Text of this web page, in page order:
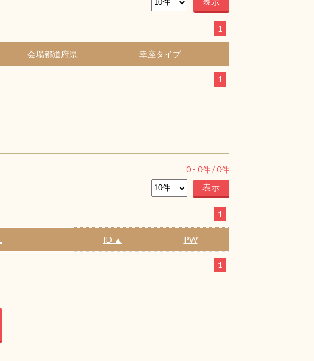
1
会場都道府県 幸座タイプ
1
0 - 0件 /0件
1
ID ▲ PW
1